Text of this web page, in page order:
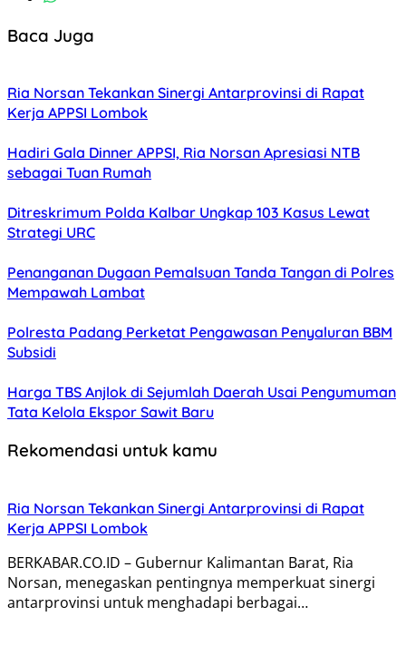
Baca Juga
Ria Norsan Tekankan Sinergi Antarprovinsi di Rapat
Kerja APPSI Lombok
Hadiri Gala Dinner APPSI, Ria Norsan Apresiasi NTB
sebagai Tuan Rumah
Ditreskrimum Polda Kalbar Ungkap 103 Kasus Lewat
Strategi URC
Penanganan Dugaan Pemalsuan Tanda Tangan di Polres
Mempawah Lambat
Polresta Padang Perketat Pengawasan Penyaluran BBM
Subsidi
Harga TBS Anjlok di Sejumlah Daerah Usai Pengumuman
Tata Kelola Ekspor Sawit Baru
Rekomendasi untuk kamu
Ria Norsan Tekankan Sinergi Antarprovinsi di Rapat
Kerja APPSI Lombok
BERKABAR.CO.ID – Gubernur Kalimantan Barat, Ria
Norsan, menegaskan pentingnya memperkuat sinergi
antarprovinsi untuk menghadapi berbagai…